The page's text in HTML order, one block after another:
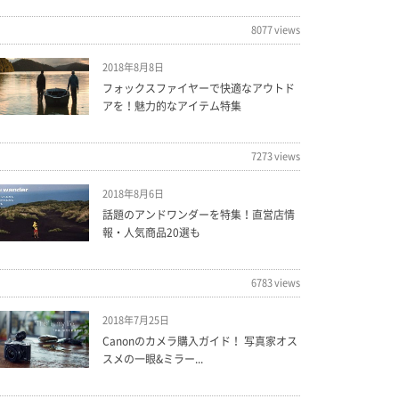
8077 views
2018年8月8日
フォックスファイヤーで快適なアウトド
アを！魅力的なアイテム特集
7273 views
2018年8月6日
話題のアンドワンダーを特集！直営店情
報・人気商品20選も
6783 views
2018年7月25日
Canonのカメラ購入ガイド！ 写真家オス
スメの一眼&ミラー...